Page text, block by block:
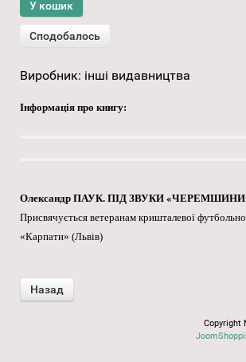
Виробник: інші видавництва
Інформація про книгу:
Олександр ПАУК. ПІД ЗВУКИ
Присвячується ветеранам кришталевої
«Карпати» (Львів)
Copyright